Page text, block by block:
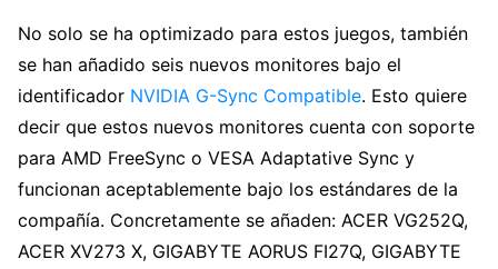
No solo se ha optimizado para estos juegos, también
se han añadido seis nuevos monitores bajo el
identificador NVIDIA G-Sync Compatible. Esto quiere
decir que estos nuevos monitores cuenta con soporte
para AMD FreeSync o VESA Adaptative Sync y
funcionan aceptablemente bajo los estándares de la
compañía. Concretamente se añaden: ACER VG252Q,
ACER XV273 X, GIGABYTE AORUS FI27Q, GIGABYTE